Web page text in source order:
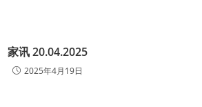
家讯 20.04.2025
2025年4月19日